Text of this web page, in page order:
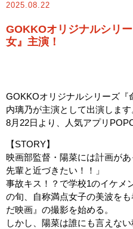
2025.08.22
GOKKOオリジナルシリ
女』主演！
GOKKOオリジナルシリーズ『
内璃乃が主演として出演します
8月22日より、人気アプリ
【STORY】
映画部監督・陽菜には計画が
先輩と近づきたい！！」
事故キス！？で学校1のイケメ
の旬、自称満点女子の美波を
だ映画』の撮影を始める。
しかし、陽菜は誰にも言えな